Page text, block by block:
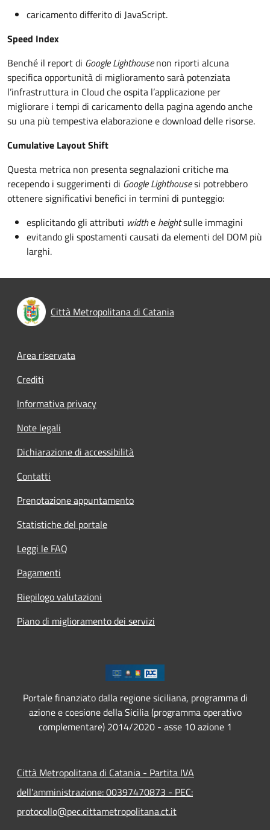
caricamento differito di JavaScript.
Speed Index
Benché il report di Google Lighthousenon riporti alcuna
specifica opportunità di miglioramento sarà potenziata
l’infrastruttura in Cloud che ospita l’applicazione per
migliorare i tempi di caricamento della pagina agendo anche
su una più tempestiva elaborazione e download delle risorse.
Cumulative Layout Shift
Questa metrica non presenta segnalazioni critiche ma
recependo i suggerimenti di Google Lighthousesi potrebbero
ottenere significativi benefici in termini di punteggio:
esplicitando gli attributi widthe heightsulle immagini
evitando gli spostamenti causati da elementi del DOM più
larghi.
Città Metropolitana di Catania
Footer menu
Area riservata
Crediti
Informativa privacy
Note legali
Dichiarazione di accessibilità
Contatti
Prenotazione appuntamento
Statistiche del portale
Leggi le FAQ
Pagamenti
Riepilogo valutazioni
Piano di miglioramento dei servizi
Portale finanziato dalla regione siciliana, programma di
azione e coesione della Sicilia (programma operativo
complementare) 2014/2020 - asse 10 azione 1
Città Metropolitana di Catania - Partita IVA
dell'amministrazione: 00397470873 - PEC:
protocollo@pec.cittametropolitana.ct.it